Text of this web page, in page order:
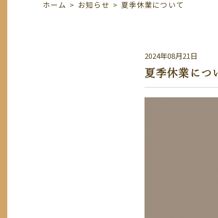
ホーム > お知らせ > 夏季休業について
2024年08月21日
夏季休業につ